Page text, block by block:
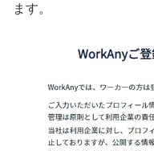
ます。